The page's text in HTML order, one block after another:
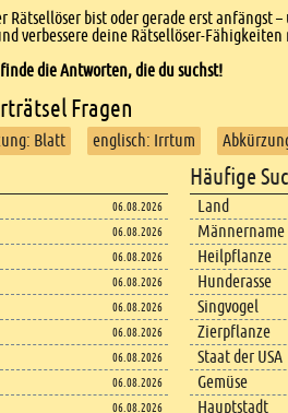
Rätsellöser bist oder gerade erst
verbessere deine Rätsellöser-
die Antworten, die du suchst!
Fragen
Blatt englisch: Irrtum
06.08.2026
06.08.2026
06.08.2026
06.08.2026
06.08.2026
06.08.2026
06.08.2026
06.08.2026
06.08.2026
Häufige
Land
Männername
Heilpflanze
Hunderasse
Singvogel
Zierpflanze
Staat der USA
Gemüse
Hauptstadt